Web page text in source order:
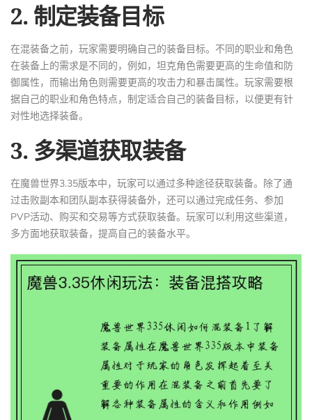
2. 制定装备目标
在混装备之前，玩家需要明确自己的装备目标。不同的职业和角色
在装备上的需求是不同的，例如，坦克角色需要更高的生命值和防
御属性，而输出角色则需要更高的攻击力和暴击属性。玩家需要根
据自己的职业和角色特点，制定适合自己的装备目标，以便更有针
对性地选择装备。
3. 多渠道获取装备
在魔兽世界3.35版本中，玩家可以通过多种途径获取装备。除了通
过击败副本和团队副本获得装备外，还可以通过完成任务、参加
PVP活动、购买和交易等方式获取装备。玩家可以利用这些渠道，
多方面地获取装备，提高自己的装备水平。